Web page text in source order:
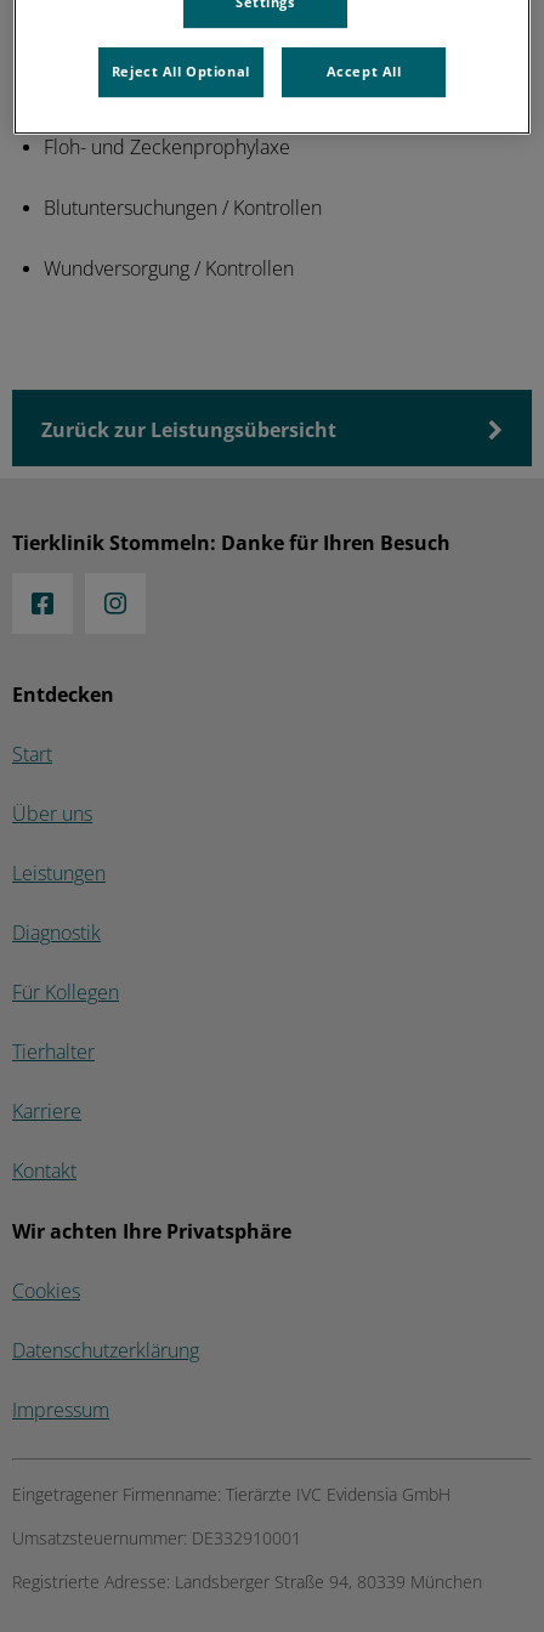
Verbandswechsel
Kastrationsberatung
Floh- und Zeckenprophylaxe
Blutuntersuchungen / Kontrollen
Wundversorgung / Kontrollen
Zurück zur Leistungsübersicht
Entdecken
Start
Über uns
Leistungen
Diagnostik
Für Kollegen
Tierhalter
Karriere
Kontakt
Wir achten Ihre Privatsphäre
Cookies
Datenschutzerklärung
Impressum
Tierklinik Stommeln: Danke für Ihren Besuch
Eingetragener Firmenname: Tierärzte IVC Evidensia GmbH
Umsatzsteuernummer: DE332910001
Registrierte Adresse: Landsberger Straße 94, 80339 München
Reject All Optional Accept All